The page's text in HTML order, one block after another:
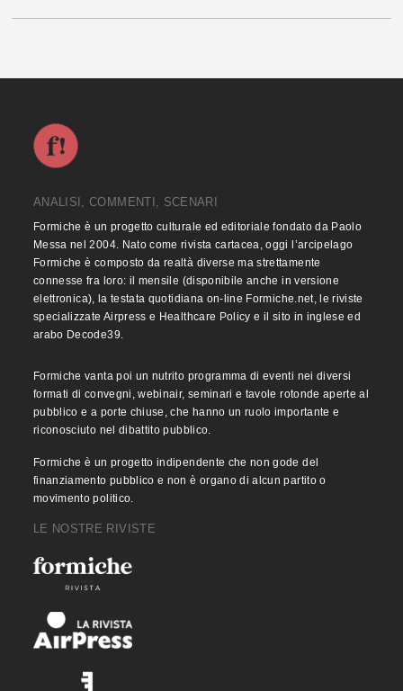
ANALISI, COMMENTI, SCENARI
Formiche è un progetto culturale ed editoriale fondato da Paolo
Messa nel 2004. Nato come rivista cartacea, oggi l’arcipelago
Formiche è composto da realtà diverse ma strettamente
connesse fra loro: il mensile (disponibile anche in versione
elettronica), la testata quotidiana on-line Formiche.net, le riviste
specializzate Airpress e Healthcare Policy e il sito in inglese ed
arabo Decode39.
Formiche vanta poi un nutrito programma di eventi nei diversi
formati di convegni, webinair, seminari e tavole rotonde aperte al
pubblico e a porte chiuse, che hanno un ruolo importante e
riconosciuto nel dibattito pubblico.
Formiche è un progetto indipendente che non gode del
finanziamento pubblico e non è organo di alcun partito o
movimento politico.
LE NOSTRE RIVISTE